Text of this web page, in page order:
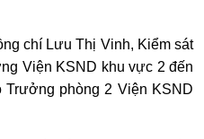
chí Lưu Thị Vinh, Kiểm sát
Viện KSND khu vực 2 đến
phòng 2 Viện KSND